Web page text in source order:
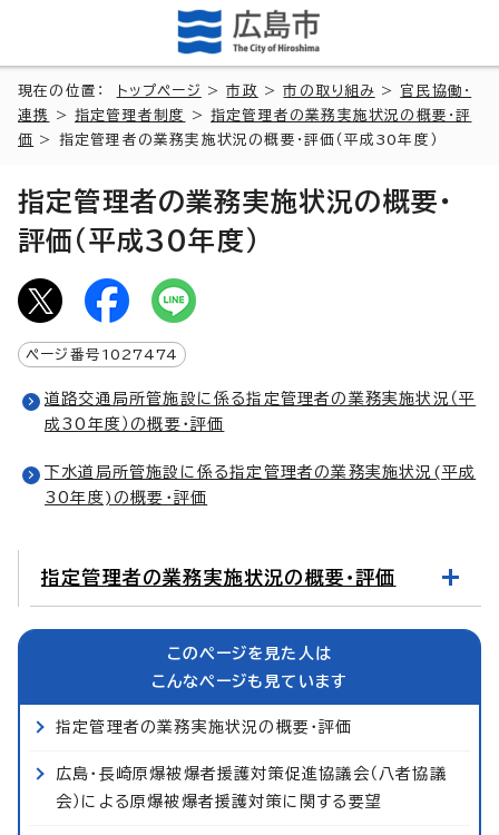
現在の位置： トップページ >市政 >市の取り組み > 官民協働・
連携
>指定管理者制度 >指定管理者の業務実施状況の概要・評
価 > 指定管理者の業務実施状況の概要・評価（平成30年度）
指定管理者の業務実施状況の概要・
評価（平成30年度）
ページ番号 1027474
道路交通局所管施設に係る指定管理者の業務実施状況（平
成30年度）の概要・評価
下水道局所管施設に係る指定管理者の業務実施状況(平成
30年度)の概要・評価
指定管理者の業務実施状況の概要・評価
このページを見た人は
こんなページも見ています
指定管理者の業務実施状況の概要・評価
広島・長崎原爆被爆者援護対策促進協議会（八者協議
会）による原爆被爆者援護対策に関する要望